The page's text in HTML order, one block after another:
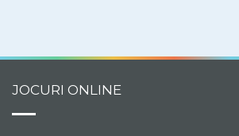
frumoase pentru a te
in lumina reflectoarelor
JOCURI ONLINE